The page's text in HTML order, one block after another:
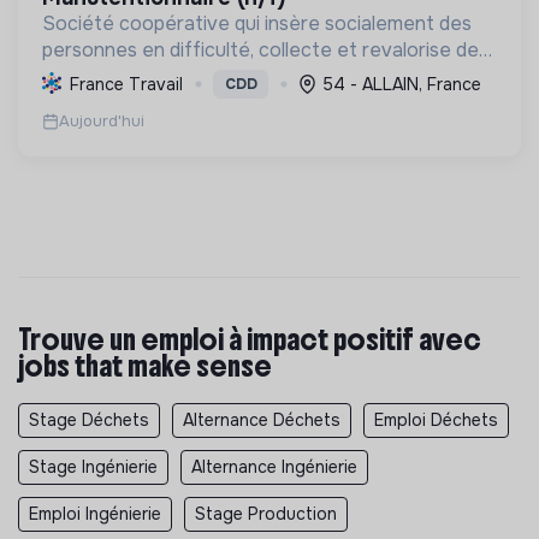
Société coopérative qui insère socialement des
personnes en difficulté, collecte et revalorise des
textiles pour réduire les déchets et promouvoir
France Travail CDD 54 - ALLAIN, France
Aujourd'hui
Trouve un emploi à impact positif avec
jobs that make sense
Stage Déchets Alternance Déchets Emploi Déchets
Stage Ingénierie Alternance Ingénierie
Emploi Ingénierie Stage Production